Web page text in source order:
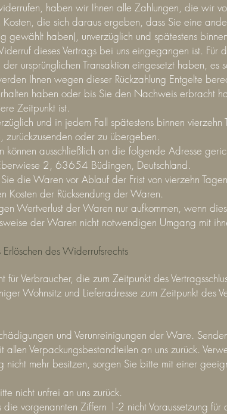
haben wir Ihnen alle Zahlungen, die wir
Kosten, die sich daraus ergeben, dass Sie eine
gewählt haben), unverzüglich und spätestens
dieses Vertrags bei uns eingegangen ist. Für
ursprünglichen Transaktion eingesetzt haben,
Ihnen wegen dieser Rückzahlung Entgelte
haben oder bis Sie den Nachweis erbracht
Zeitpunkt ist.
und in jedem Fall spätestens binnen
zurückzusenden oder zu übergeben.
können ausschließlich an die folgende Adresse
2, 63654 Büdingen, Deutschland.
die Waren vor Ablauf der Frist von vierzehn
Kosten der Rücksendung der Waren.
Wertverlust der Waren nur aufkommen, wenn
der Waren nicht notwendigen Umgang mit
des Widerrufsrechts
für Verbraucher, die zum Zeitpunkt des
Wohnsitz und Lieferadresse zum Zeitpunkt des
und Verunreinigungen der Ware.
allen Verpackungsbestandteilen an uns zurück.
mehr besitzen, sorgen Sie bitte mit einer
nicht unfrei an uns zurück.
vorgenannten Ziffern 1-2 nicht Voraussetzung